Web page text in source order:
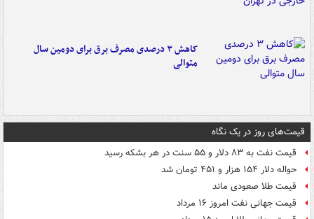
کاهش ۳ درصدی مصرف برق برای دومین سال
متوالی
قیمت‌های روز در یک نگاه
قیمت نفت به ۸۳ دلار و ۵۵ سنت در هر بشکه رسید
حواله دلار ۱۵۴ هزار و ۴۵۱ تومان شد
قیمت طلا صعودی ماند
قیمت جهانی نفت امروز ۱۶ مرداد